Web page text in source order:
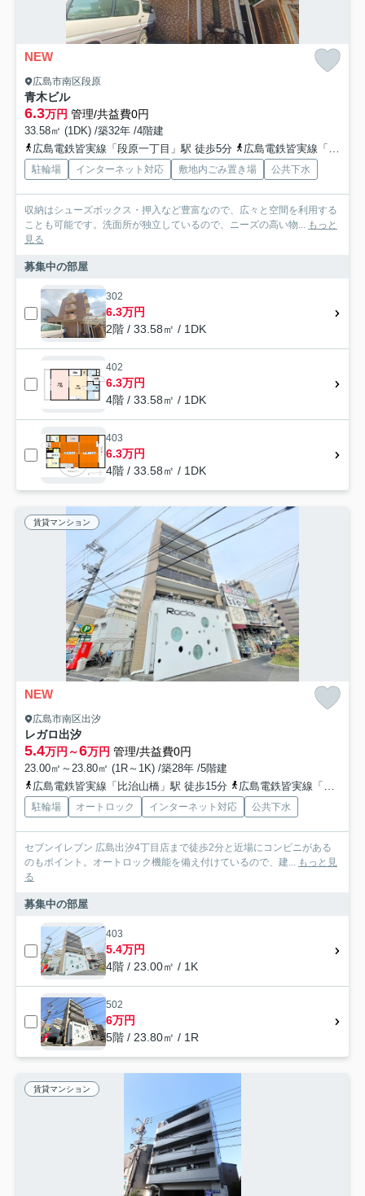
NEW
広島市南区段原
青木ビル
6.3万円 管理/共益費0円
33.58㎡ (1DK) /築32年 /4階建
広島電鉄皆実線「段原一丁目」駅 徒歩5分
広島電鉄皆実線「比治山下」駅 徒歩10分
駐輪場 インターネット対応 敷地内ごみ置き場 公共下水
収納はシューズボックス・押入など豊富なので、広々と空間を利用する
ことも可能です。洗面所が独立しているので、ニーズの高い物... もっと
見る
募集中の部屋
302
6.3万円
2階 / 33.58㎡ / 1DK
402
6.3万円
4階 / 33.58㎡ / 1DK
403
6.3万円
4階 / 33.58㎡ / 1DK
賃貸マンション
NEW
広島市南区出汐
レガロ出汐
5.4万円～6万円 管理/共益費0円
23.00㎡～23.80㎡ (1R～1K) /築28年 /5階建
広島電鉄皆実線「比治山橋」駅 徒歩15分
広島電鉄皆実線「南区役所前」駅 徒歩14分
駐輪場 オートロック インターネット対応 公共下水
セブンイレブン 広島出汐4丁目店まで徒歩2分と近場にコンビニがある
のもポイント。オートロック機能を備え付けているので、建... もっと見
る
募集中の部屋
403
5.4万円
4階 / 23.00㎡ / 1K
502
6万円
5階 / 23.80㎡ / 1R
賃貸マンション